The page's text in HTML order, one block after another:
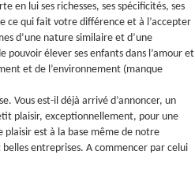
en lui ses richesses, ses spécificités, ses
ce qui fait votre différence et à l’accepter
d’une nature similaire et d’une
pouvoir élever ses enfants dans l’amour et
et de l’environnement (manque
Vous est-il déjà arrivé d’annoncer, un
plaisir, exceptionnellement, pour une
plaisir est à la base même de notre
entreprises. A commencer par celui